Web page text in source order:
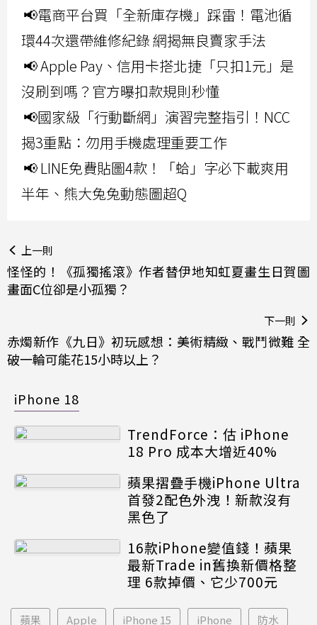
📢電商平台買「全新庫存機」踩雷！電池循
環44次還帶維修紀錄 網揭無良賣家手法
📢 Apple Pay、信用卡搭北捷「只扣1元」是
沒刷到嗎？官方曝扣款規則秒懂
📢國家級「行動斷網」演習完整指引！NCC
揭3重點：勿用手機處理重要工作
📢 LINE免費貼圖4款！「蛤」字必下載爽用
半年、熊大兔兔動態圖超Q
上一則
怪怪的！《孤獨搖滾》作者替伊地知虹夏畫生日賀圖
畫面C位卻是小孤獨？
下一則
赤燭新作《九日》初玩感想：美術精緻、戰鬥微難 全
破一輪可能花15小時以上？
iPhone 18
TrendForce：估 iPhone
18 Pro 成本大增近40%
蘋果摺疊手機iPhone Ultra
首發2配色外洩！新款沒有
黑色了
16款iPhone變值錢！蘋果
最新Trade in舊換新價格整
理 6款掉價、它少700元
蘋果 Apple iPhone 15 iPhone 防水